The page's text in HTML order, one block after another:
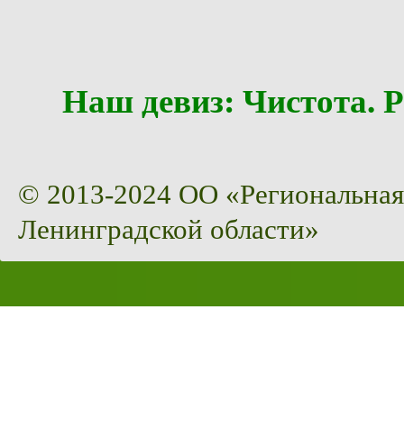
Наш девиз:
© 2013-2024 ОО
Ленинградской области»